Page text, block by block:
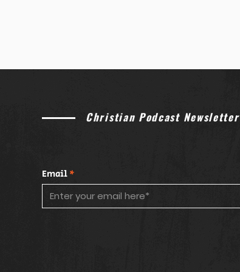
Christian Podcast Newsletter
Email